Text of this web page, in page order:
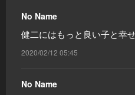
No Name
健二にはもっと良い子と幸
2020/02/12 05:45
No Name